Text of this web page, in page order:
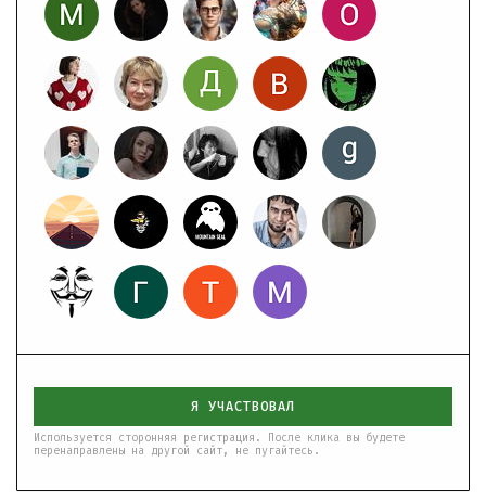
Я УЧАСТВОВАЛ
Используется сторонняя регистрация. После клика вы будете
перенаправлены на другой сайт, не пугайтесь.